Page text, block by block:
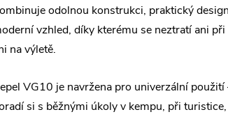
odolnou konstrukci, praktický
vzhled, díky kterému se neztratí ani při
na výletě.
VG10 je navržena pro univerzální použití
si s běžnými úkoly v kempu, při turistice,